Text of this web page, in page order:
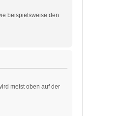
beispielsweise den
meist oben auf der